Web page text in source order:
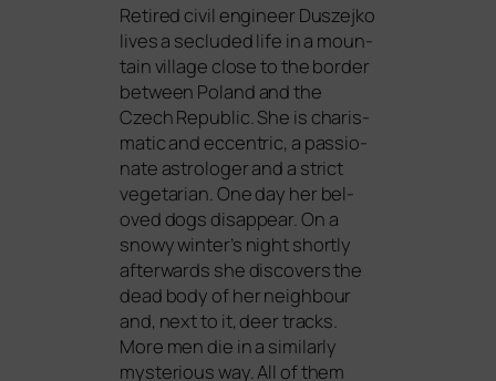
Retired civil engi­neer Duszejko
lives a secluded life in a moun­
tain vil­la­ge clo­se to the bor­der
bet­ween Poland and the
Czech Republic. She is cha­ris­
ma­tic and eccen­tric, a pas­sio­
na­te astro­lo­ger and a strict
vege­ta­ri­an. One day her bel­
oved dogs dis­ap­pear. On a
sno­wy winter’s night short­ly
after­wards she dis­co­vers the
dead body of her neigh­bour
and, next to it, deer tracks.
More men die in a simi­lar­ly
mys­te­rious way. All of them